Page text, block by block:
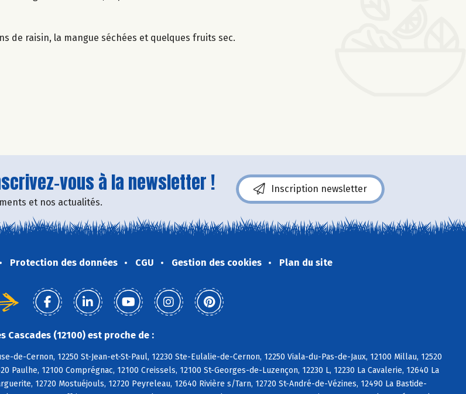
de raisin, la mangue séchées et quelques fruits sec.
vous à la newsletter !
et nos actualités.
Inscription newsletter
Protection des données CGU Gestion des cookies Plan du site
Cascades (12100) est proche de :
de-Cernon, 12250 St-Jean-et-St-Paul, 12230 Ste-Eulalie-de-Cernon, 12250 Viala-du-Pas-de-Jaux, 12100 Millau, 12520
Paulhe, 12100 Comprégnac, 12100 Creissels, 12100 St-Georges-de-Luzençon, 12230 L, 12230 La Cavalerie, 12640 La
12720 Mostuéjouls, 12720 Peyreleau, 12640 Rivière s/Tarn, 12720 St-André-de-Vézines, 12490 La Bastide-